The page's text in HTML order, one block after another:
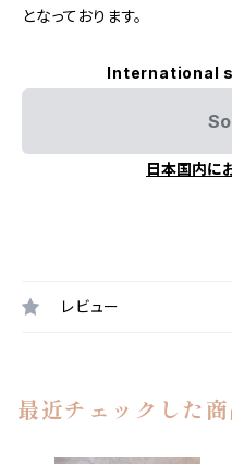
となっております。
International
日本国内に
レビュー
最近チェックした商